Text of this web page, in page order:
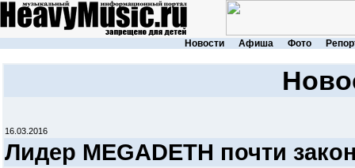
Новости Афиша Фото
16.03.2016
Лидер MEGADETH почти